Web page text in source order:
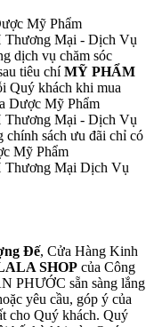
Mỹ Phẩm
Thương Mại - Dịch Vụ
dịch vụ chăm sóc
tiêu chíMỸ PHẨM
Quý khách khi mua
Dược Mỹ Phẩm
Thương Mại - Dịch Vụ
sách ưu đãi chỉ có
Mỹ Phẩm
Thương Mại Dịch Vụ
Đế, Cửa Hàng Kinh
SHOP của Công
PHƯỚC sẵn sàng lắng
yêu cầu, góp ý của
cho Quý khách. Quý